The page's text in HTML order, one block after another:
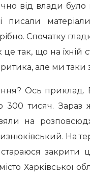
від влади було
Спочатку
так, що на їхній
але ми таки
Ось приклад.
300 тисяч.
на
На
закрити
Харківської